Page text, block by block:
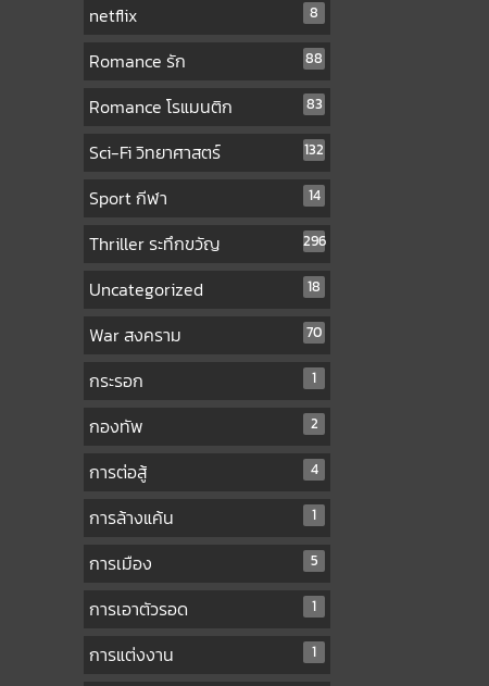
netflix 8
Romance รัก 88
Romance โรแมนติก 83
Sci-Fi วิทยาศาสตร์ 132
Sport กีฬา 14
Thriller ระทึกขวัญ 296
Uncategorized 18
War สงคราม 70
กระรอก 1
กองทัพ 2
การต่อสู้ 4
การล้างแค้น 1
การเมือง 5
การเอาตัวรอด 1
การแต่งงาน 1